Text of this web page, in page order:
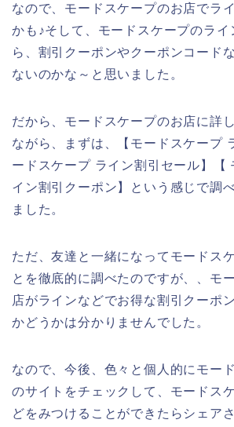
なので、モードスケープのお店でラ
かも♪そして、モードスケープのライ
ら、割引クーポンやクーポンコード
ないのかな～と思いました。
だから、モードスケープのお店に詳
ながら、まずは、【モードスケープ
ードスケープ ライン割引セール】【
イン割引クーポン】という感じで調
ました。
ただ、友達と一緒になってモードス
とを徹底的に調べたのですが、、モ
店がラインなどでお得な割引クーポ
かどうかは分かりませんでした。
なので、今後、色々と個人的にモー
のサイトをチェックして、モードス
どをみつけることができたらシェア